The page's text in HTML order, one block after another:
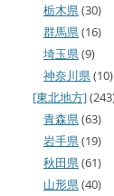
栃木県(30)
群馬県(16)
埼玉県(9)
神奈川県(10)
[東北地方]
青森県(63)
岩手県(19)
秋田県(61)
山形県(40)